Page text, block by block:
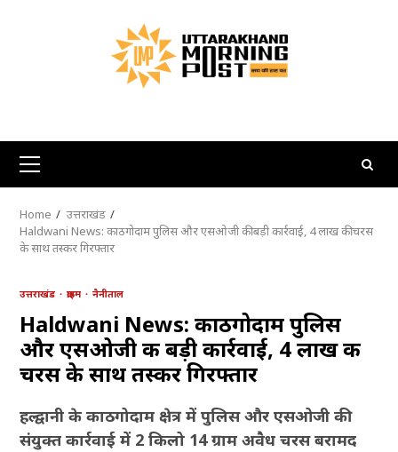
Primary
Menu
Home
उत्तराखंड
Haldwani News: काठगोदाम पुलिस और एसओजी की बड़ी कार्रवाई, 4 लाख की चरस
के साथ तस्कर गिरफ्तार
उत्तराखंड क्राइम नैनीताल
Haldwani News: काठगोदाम पुलिस
और एसओजी की बड़ी कार्रवाई, 4 लाख की
चरस के साथ तस्कर गिरफ्तार
हल्द्वानी के काठगोदाम क्षेत्र में पुलिस और एसओजी की
संयुक्त कार्रवाई में 2 किलो 14 ग्राम अवैध चरस बरामद